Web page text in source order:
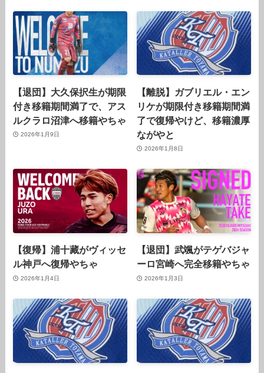
【退団】大久保択生が期限
付き移籍期間満了で、アス
ルクラロ沼津へ移籍やちゃ
2026年1月9日
【離脱】ガブリエル・エン
リケが期限付き移籍期間満
了で復帰やけど、移籍濃厚
ながやと
2026年1月8日
【復帰】浦十藏がヴィッセ
ル神戸へ復帰やちゃ
2026年1月4日
【退団】武颯がテゲバジャ
ーロ宮崎へ完全移籍やちゃ
2026年1月3日